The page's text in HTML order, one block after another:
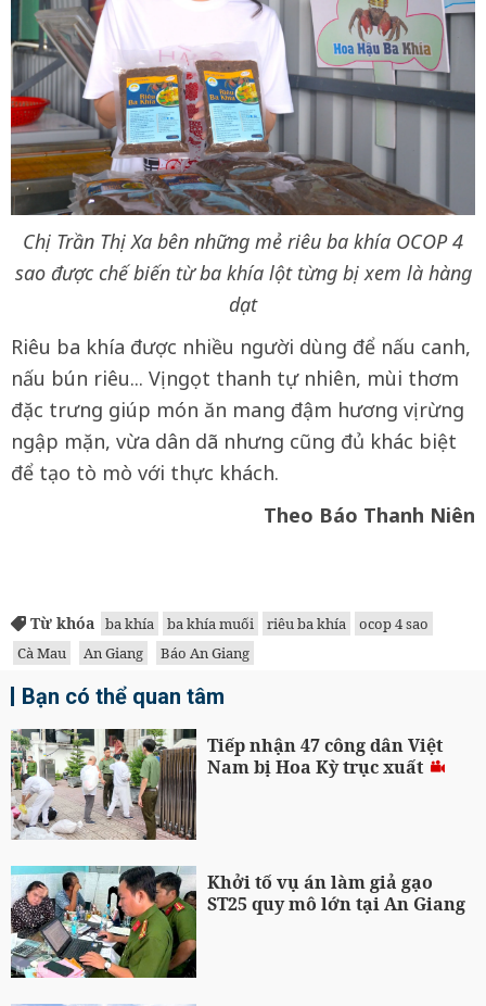
Chị Trần Thị Xa bên những mẻ riêu ba khía OCOP 4
sao được chế biến từ ba khía lột từng bị xem là hàng
dạt
Riêu ba khía được nhiều người dùng để nấu canh,
nấu bún riêu... Vị ngọt thanh tự nhiên, mùi thơm
đặc trưng giúp món ăn mang đậm hương vị rừng
ngập mặn, vừa dân dã nhưng cũng đủ khác biệt
để tạo tò mò với thực khách.
Theo Báo Thanh Niên
Từ khóa ba khía ba khía muối riêu ba khía
ocop 4 sao
Cà Mau
An Giang Báo An Giang
Bạn có thể quan tâm
Tiếp nhận 47 công dân Việt
Nam bị Hoa Kỳ trục xuất
Khởi tố vụ án làm giả gạo
ST25 quy mô lớn tại An Giang